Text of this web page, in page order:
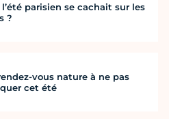
l’été parisien se cachait sur les
?
vous nature à ne pas
cet été